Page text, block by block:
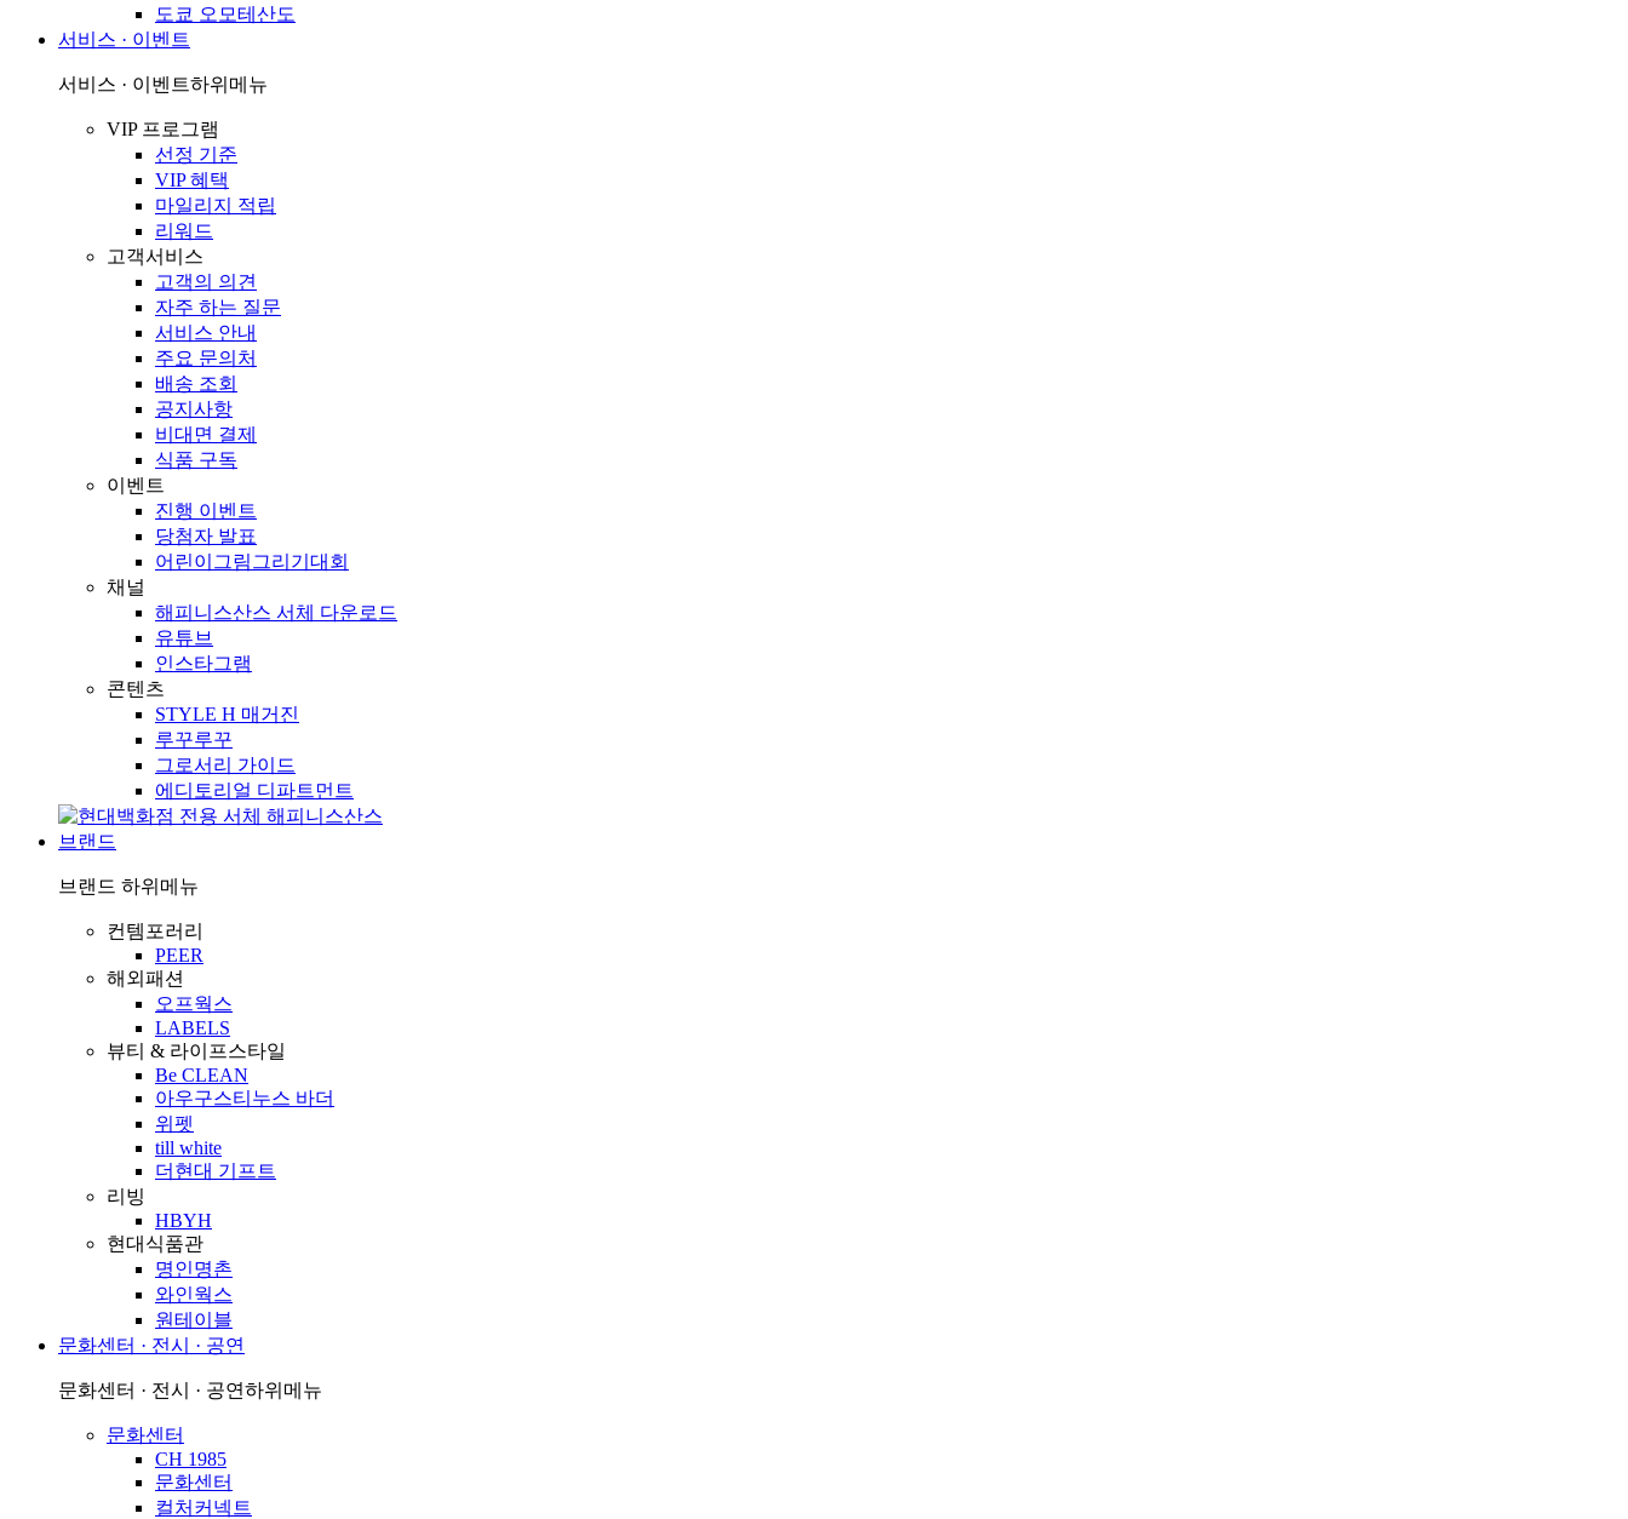
도쿄 오모테산도
서비스 · 이벤트
서비스 · 이벤트하위메뉴
VIP 프로그램
선정 기준
VIP 혜택
마일리지 적립
리워드
고객서비스
고객의 의견
자주 하는 질문
서비스 안내
주요 문의처
배송 조회
공지사항
비대면 결제
식품 구독
이벤트
진행 이벤트
당첨자 발표
어린이그림그리기대회
채널
해피니스산스 서체 다운로드
유튜브
인스타그램
콘텐츠
STYLE H 매거진
루꾸루꾸
그로서리 가이드
에디토리얼 디파트먼트
브랜드
브랜드 하위메뉴
컨템포러리
PEER
해외패션
오프웍스
LABELS
뷰티 & 라이프스타일
Be CLEAN
아우구스티누스 바더
위펫
till white
더현대 기프트
리빙
HBYH
현대식품관
명인명촌
와인웍스
원테이블
문화센터 · 전시 · 공연
문화센터 · 전시 · 공연하위메뉴
문화센터
CH 1985
문화센터
컬처커넥트